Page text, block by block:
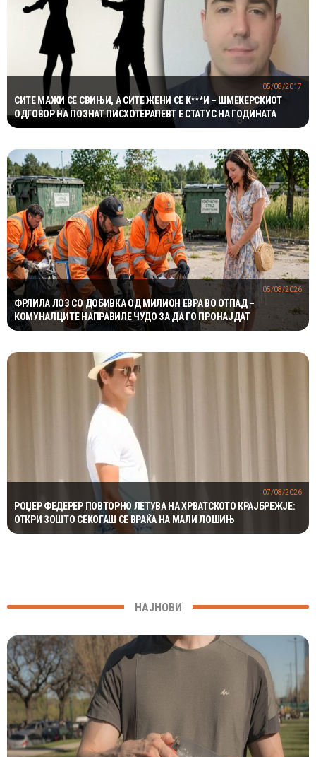
СИТЕ МАЖИ СЕ СВИЊИ, А СИТЕ ЖЕНИ СЕ К***И – ШМЕКЕРСКИОТ
ОДГОВОР НА ПОЗНАТ ПИСХОТЕРАПЕВТ Е СТАТУС НА ГОДИНАТА
05/08/2017
ФРЛИЛА ЛОЗ СО ДОБИВКА ОД МИЛИОН ЕВРА ВО ОТПАД –
КОМУНАЛЦИТЕ НАПРАВИЛЕ ЧУДО ЗА ДА ГО ПРОНАЈДАТ
05/08/2026
РОЏЕР ФЕДЕРЕР ПОВТОРНО ЛЕТУВА НА ХРВАТСКОТО КРАЈБРЕЖЈЕ:
ОТКРИ ЗОШТО СЕКОГАШ СЕ ВРАЌА НА МАЛИ ЛОШИЊ
07/08/2026
НАЈНОВИ